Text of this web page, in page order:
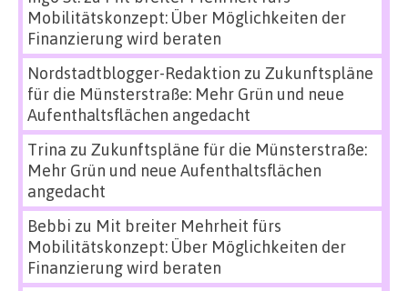
Mobilitätskonzept: Über Möglichkeiten der
Finanzierung wird beraten
Nordstadtblogger-Redaktion zu Zukunftspläne
für die Münsterstraße: Mehr Grün und neue
Aufenthaltsflächen angedacht
Trina zu Zukunftspläne für die Münsterstraße:
Mehr Grün und neue Aufenthaltsflächen
angedacht
Bebbi zu Mit breiter Mehrheit fürs
Mobilitätskonzept: Über Möglichkeiten der
Finanzierung wird beraten